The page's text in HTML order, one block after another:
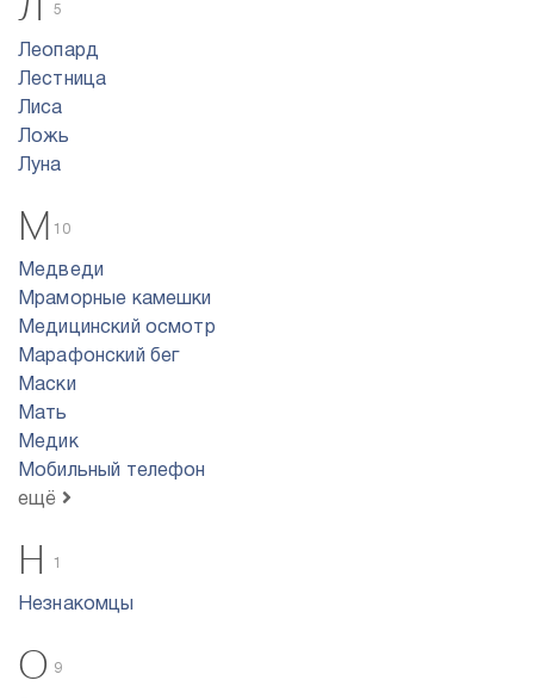
5
Леопард
Лестница
Лиса
Ложь
Луна
М 10
Медведи
Мраморные камешки
Медицинский осмотр
Марафонский бег
Маски
Мать
Медик
Мобильный телефон
ещё
Н 1
Незнакомцы
О 9